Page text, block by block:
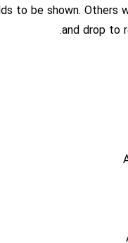
to be shown. Others
and drop to